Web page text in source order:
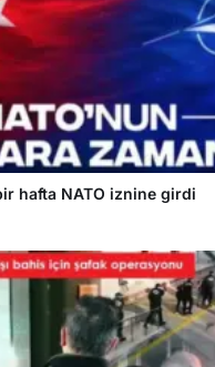
hafta NATO iznine girdi